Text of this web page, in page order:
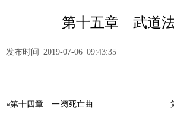
第十五章 武道
发布时间 2019-07-06 09:43:35
«第十四章 一阕死亡曲